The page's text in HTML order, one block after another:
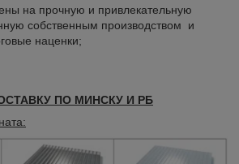
на прочную и привлекательную
собственным производством и
наценки;
ПО МИНСКУ И РБ